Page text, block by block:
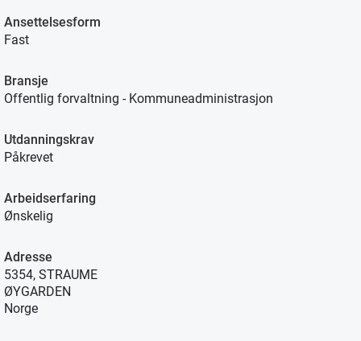
Ansettelsesform
Fast
Bransje
Offentlig forvaltning - Kommuneadministrasjon
Utdanningskrav
Påkrevet
Arbeidserfaring
Ønskelig
Adresse
5354, STRAUME
ØYGARDEN
Norge